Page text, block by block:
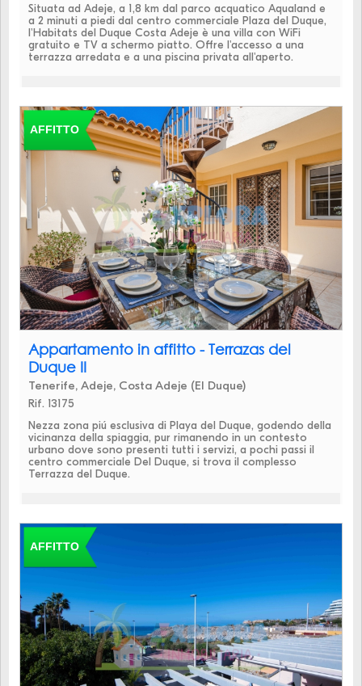
Situata ad Adeje, a 1,8 km dal parco acquatico Aqualand e
a 2 minuti a piedi dal centro commerciale Plaza del Duque,
l'Habitats del Duque Costa Adeje è una villa con WiFi
gratuito e TV a schermo piatto. Offre l'accesso a una
terrazza arredata e a una piscina privata all'aperto.
AFFITTO
Appartamento in affitto - Terrazas del
Duque II
Tenerife, Adeje, Costa Adeje (El Duque)
Rif. 13175
Nezza zona piú esclusiva di Playa del Duque, godendo della
vicinanza della spiaggia, pur rimanendo in un contesto
urbano dove sono presenti tutti i servizi, a pochi passi il
centro commerciale Del Duque, si trova il complesso
Terrazza del Duque.
AFFITTO